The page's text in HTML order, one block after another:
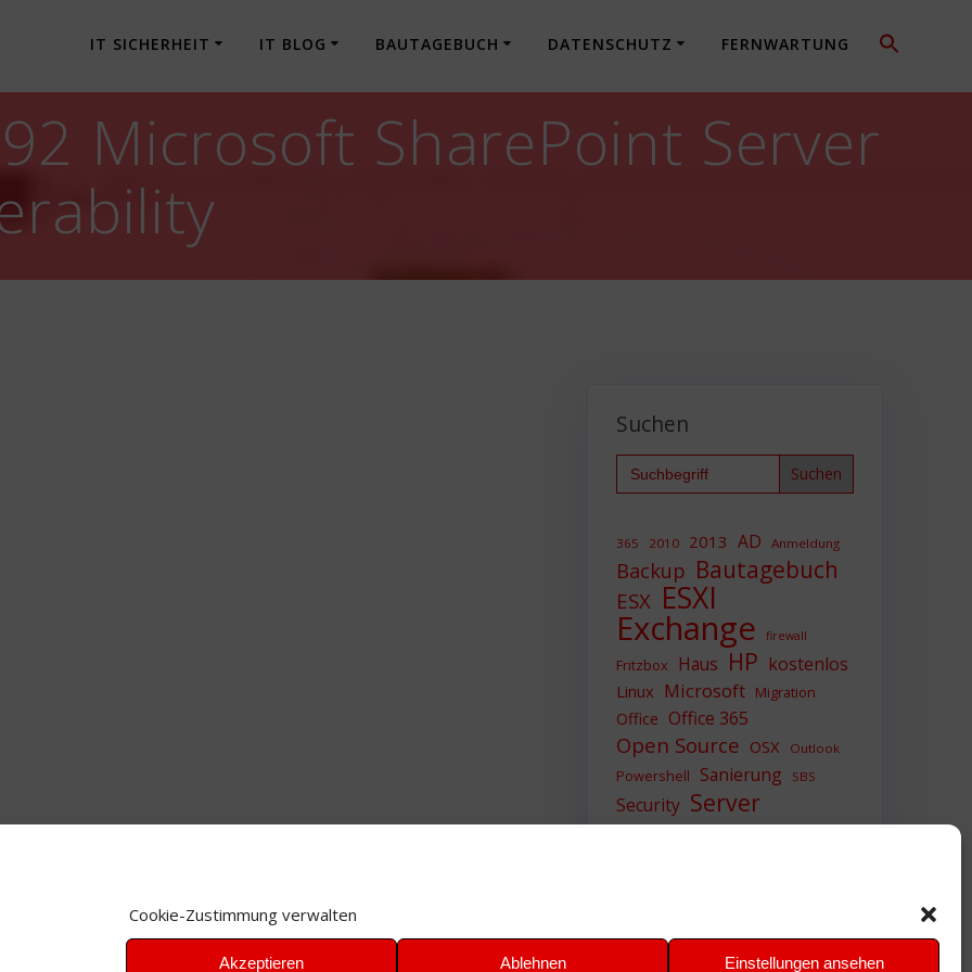
Cookie-Zustimmung verwalten
Akzeptieren Ablehnen Einstellungen ansehen
IT SICHERHEIT IT BLOG BAUTAGEBUCH DATENSCHUTZ FERNWARTUNG
Microsoft SharePoint Server
Suchen
Search
for:
365 2010 2013 AD Anmeldung
Backup Bautagebuch
ESX ESXI
Exchange firewall
Fritzbox Haus HP kostenlos
Linux Microsoft Migration
Office Office 365
Open Source OSX Outlook
Powershell Sanierung SBS
Security Server
Sicherheit SIEM
VMWare VPN WAZUH